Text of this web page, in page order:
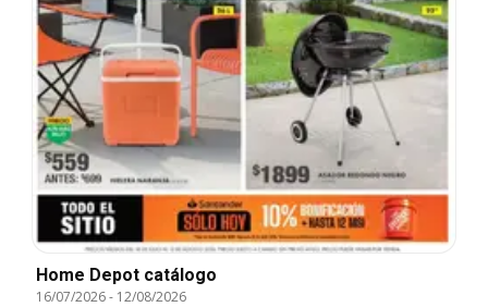
Home Depot catálogo
16/07/2026- 12/08/2026